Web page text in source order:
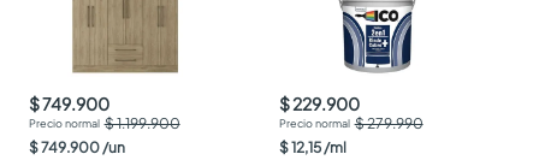
$ 749.900
$ 1.199.900
$749.900 /un
$ 229.900
$ 279.990
$12,15 /ml